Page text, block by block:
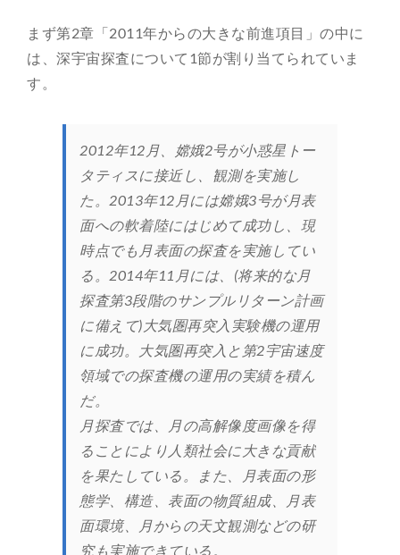
まず第2章「2011年からの大きな前進項目」の中に
は、深宇宙探査について1節が割り当てられていま
す。
2012年12月、嫦娥2号が小惑星トー
タティスに接近し、観測を実施し
た。2013年12月には嫦娥3号が月表
面への軟着陸にはじめて成功し、現
時点でも月表面の探査を実施してい
る。2014年11月には、(将来的な月
探査第3段階のサンプルリターン計画
に備えて)大気圏再突入実験機の運用
に成功。大気圏再突入と第2宇宙速度
領域での探査機の運用の実績を積ん
だ。
月探査では、月の高解像度画像を得
ることにより人類社会に大きな貢献
を果たしている。また、月表面の形
態学、構造、表面の物質組成、月表
面環境、月からの天文観測などの研
究も実施できている。